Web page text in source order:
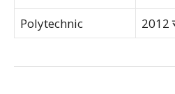
Polytechnic
2012